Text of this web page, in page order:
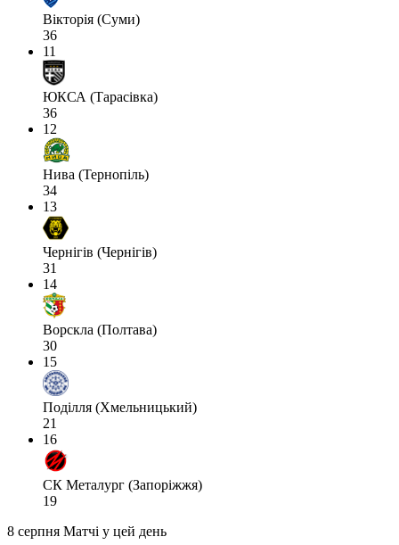
Вікторія (Суми)
36
11
ЮКСА (Тарасівка)
36
12
Нива (Тернопіль)
34
13
Чернігів (Чернігів)
31
14
Ворскла (Полтава)
30
15
Поділля (Хмельницький)
21
16
СК Металург (Запоріжжя)
19
8 серпня Матчі у цей день